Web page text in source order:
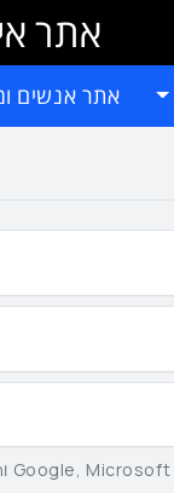
אתר
אתר אנשים